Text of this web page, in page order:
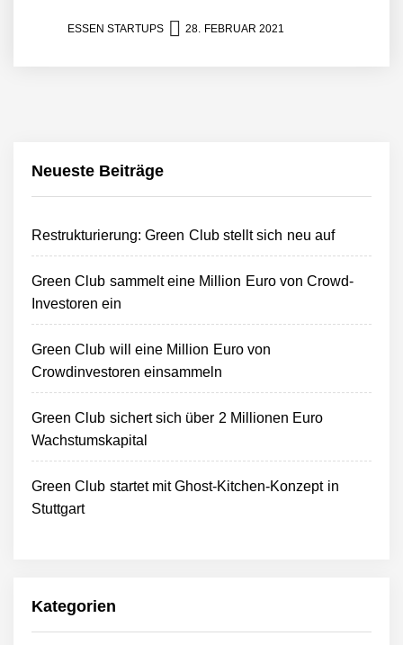
ESSEN STARTUPS 28. FEBRUAR 2021
Neueste Beiträge
Restrukturierung: Green Club stellt sich neu auf
Green Club sammelt eine Million Euro von Crowd-
Investoren ein
Green Club will eine Million Euro von
Crowdinvestoren einsammeln
Green Club sichert sich über 2 Millionen Euro
Wachstumskapital
Green Club startet mit Ghost-Kitchen-Konzept in
Stuttgart
Kategorien